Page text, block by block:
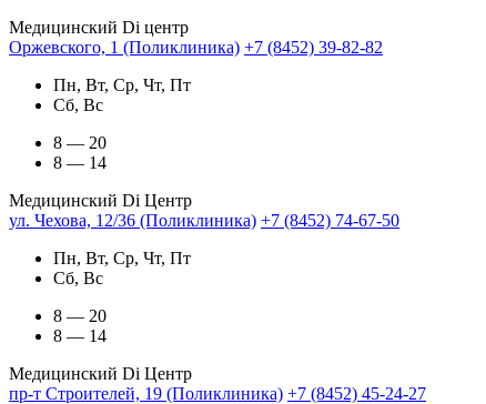
Медицинский Di центр
Оржевского, 1 (Поликлиника) +7 (8452) 39-82-82
Пн, Вт, Ср, Чт, Пт
Сб, Вс
8 — 20
8 — 14
Медицинский Di Центр
ул. Чехова, 12/36 (Поликлиника) +7 (8452) 74-67-50
Пн, Вт, Ср, Чт, Пт
Сб, Вс
8 — 20
8 — 14
Медицинский Di Центр
пр-т Строителей, 19 (Поликлиника) +7 (8452) 45-24-27